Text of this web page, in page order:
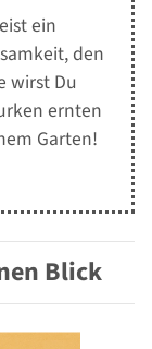
ein
den
wirst Du
ernten
Garten!
Blick